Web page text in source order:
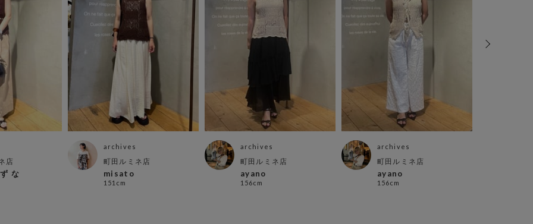
店
な
archives
町田ルミネ店
misato
151cm
archives
町田ルミネ店
ayano
156cm
archives
町田ルミネ店
ayano
156cm